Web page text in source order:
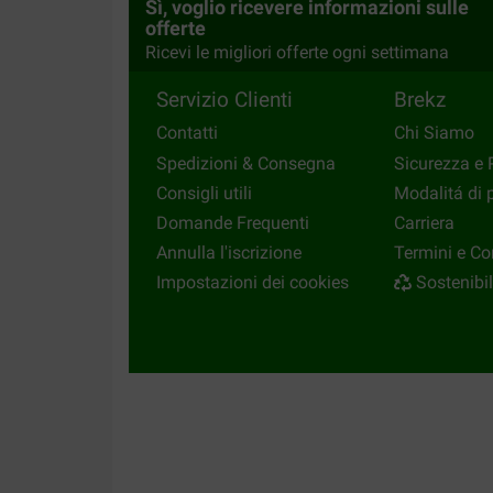
Sì, voglio ricevere informazioni sulle
offerte
Ricevi le migliori offerte ogni settimana
Servizio Clienti
Contatti
Spedizioni & Consegna
Consigli utili
Domande Frequenti
Annulla l'iscrizione
Impostazioni dei cookies
Brekz
Chi Siamo
Sicurezza e
Modalitá di
Carriera
Termini e